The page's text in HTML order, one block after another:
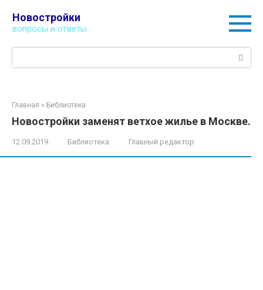
контенту
Новостройки
вопросы и ответы
Главная » Библиотека
Новостройки заменят ветхое жилье в Москве.
12.09.2019 Библиотека Главный редактор